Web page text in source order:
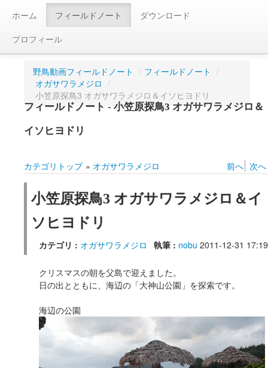
ホーム フィールドノート
ダウンロード
プロフィール
野鳥動画フィールドノート / フィールドノート /
オガサワラメジロ /
小笠原探鳥3 オガサワラメジロ＆イソヒヨドリ
フィールドノート - 小笠原探鳥3 オガサワラメジロ＆
イソヒヨドリ
カテゴリトップ » オガサワラメジロ 前へ 次へ
小笠原探鳥3 オガサワラメジロ＆イ
ソヒヨドリ
カテゴリ : オガサワラメジロ 執筆 : nobu 2011-12-31 17:19
クリスマスの朝を父島で迎えました。
日の出とともに、海辺の「大神山公園」を探索です。
海辺の公園